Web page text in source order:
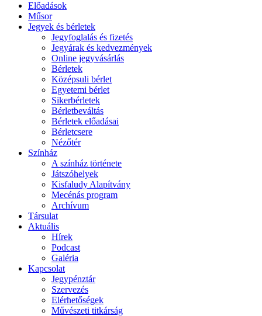
Előadások
Műsor
Jegyek és bérletek
Jegyfoglalás és fizetés
Jegyárak és kedvezmények
Online jegyvásárlás
Bérletek
Középsuli bérlet
Egyetemi bérlet
Sikerbérletek
Bérletbeváltás
Bérletek előadásai
Bérletcsere
Nézőtér
Színház
A színház története
Játszóhelyek
Kisfaludy Alapítvány
Mecénás program
Archívum
Társulat
Aktuális
Hírek
Podcast
Galéria
Kapcsolat
Jegypénztár
Szervezés
Elérhetőségek
Művészeti titkárság